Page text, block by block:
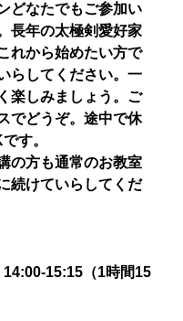
どなたでもご参加い
長年の太極剣愛好家
れから始めたい方で
らしてください。一
楽しみましょう。ご
でどうぞ。途中で休
す。
の方も通常のお教室
続けていらしてくだ
14:00-15:15（1時間15